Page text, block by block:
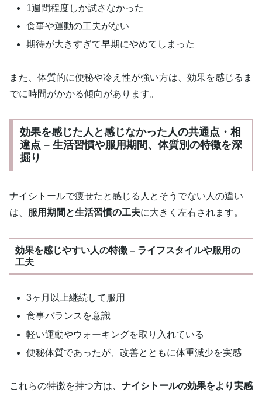
1週間程度しか試さなかった
食事や運動の工夫がない
期待が大きすぎて早期にやめてしまった
また、体質的に便秘や冷え性が強い方は、効果を感じるま
でに時間がかかる傾向があります。
効果を感じた人と感じなかった人の共通点・相
違点 – 生活習慣や服用期間、体質別の特徴を深
掘り
ナイシトールで痩せたと感じる人とそうでない人の違い
は、 服用期間と生活習慣の工夫に大きく左右されます。
効果を感じやすい人の特徴 – ライフスタイルや服用の
工夫
3ヶ月以上継続して服用
食事バランスを意識
軽い運動やウォーキングを取り入れている
便秘体質であったが、改善とともに体重減少を実感
これらの特徴を持つ方は、 ナイシトールの効果をより実感